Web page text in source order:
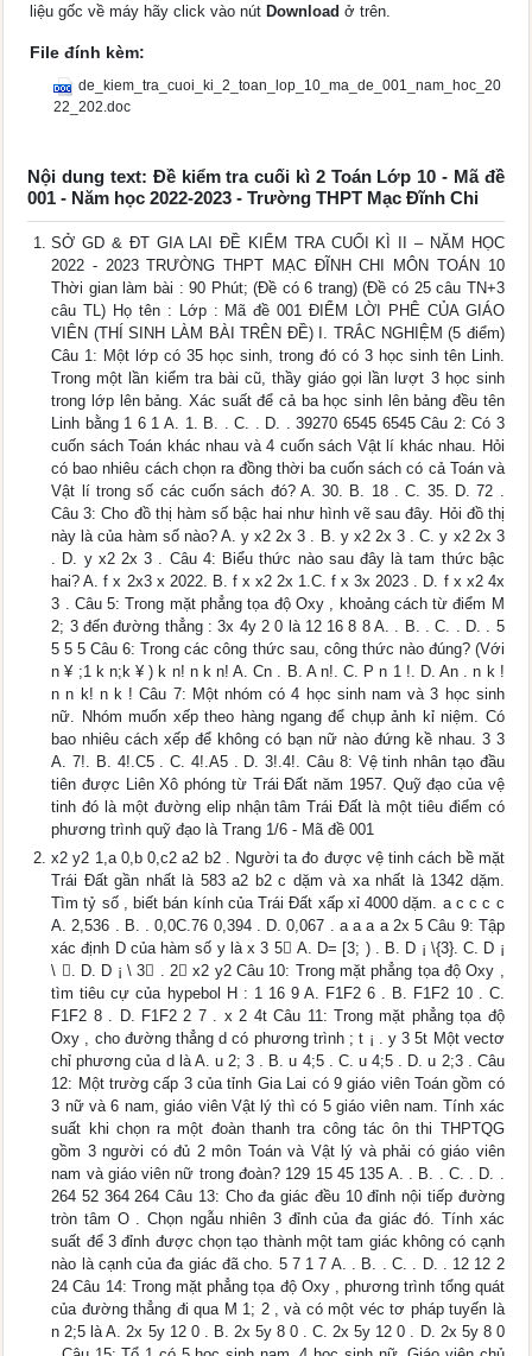
liệu gốc về máy hãy click vào nút Download ở trên.
File đính kèm:
de_kiem_tra_cuoi_ki_2_toan_lop_10_ma_de_001_nam_hoc_20
22_202.doc
Nội dung text: Đề kiểm tra cuối kì 2 Toán Lớp 10 - Mã đề
001 - Năm học 2022-2023 - Trường THPT Mạc Đĩnh Chi
SỞ GD & ĐT GIA LAI ĐỀ KIỂM TRA CUỐI KÌ II – NĂM HỌC
2022 - 2023 TRƯỜNG THPT MẠC ĐĨNH CHI MÔN TOÁN 10
Thời gian làm bài : 90 Phút; (Đề có 6 trang) (Đề có 25 câu TN+3
câu TL) Họ tên : Lớp : Mã đề 001 ĐIỂM LỜI PHÊ CỦA GIÁO
VIÊN (THÍ SINH LÀM BÀI TRÊN ĐỀ) I. TRẮC NGHIỆM (5 điểm)
Câu 1: Một lớp có 35 học sinh, trong đó có 3 học sinh tên Linh.
Trong một lần kiểm tra bài cũ, thầy giáo gọi lần lượt 3 học sinh
trong lớp lên bảng. Xác suất để cả ba học sinh lên bảng đều tên
Linh bằng 1 6 1 A. 1. B. . C. . D. . 39270 6545 6545 Câu 2: Có 3
cuốn sách Toán khác nhau và 4 cuốn sách Vật lí khác nhau. Hỏi
có bao nhiêu cách chọn ra đồng thời ba cuốn sách có cả Toán và
Vật lí trong số các cuốn sách đó? A. 30. B. 18 . C. 35. D. 72 .
Câu 3: Cho đồ thị hàm số bậc hai như hình vẽ sau đây. Hỏi đồ thị
này là của hàm số nào? A. y x2 2x 3 . B. y x2 2x 3 . C. y x2 2x 3
. D. y x2 2x 3 . Câu 4: Biểu thức nào sau đây là tam thức bậc
hai? A. f x 2x3 x 2022. B. f x x2 2x 1.C. f x 3x 2023 . D. f x x2 4x
3 . Câu 5: Trong mặt phẳng tọa độ Oxy , khoảng cách từ điểm M
2; 3 đến đường thẳng : 3x 4y 2 0 là 12 16 8 8 A. . B. . C. . D. . 5
5 5 5 Câu 6: Trong các công thức sau, công thức nào đúng? (Với
n ¥ ;1 k n;k ¥ ) k n! n k n! A. Cn . B. A n!. C. P n 1 !. D. An . n k !
n n k! n k ! Câu 7: Một nhóm có 4 học sinh nam và 3 học sinh
nữ. Nhóm muốn xếp theo hàng ngang để chụp ảnh kỉ niệm. Có
bao nhiêu cách xếp để không có bạn nữ nào đứng kề nhau. 3 3
A. 7!. B. 4!.C5 . C. 4!.A5 . D. 3!.4!. Câu 8: Vệ tinh nhân tạo đầu
tiên được Liên Xô phóng từ Trái Đất năm 1957. Quỹ đạo của vệ
tinh đó là một đường elip nhận tâm Trái Đất là một tiêu điểm có
phương trình quỹ đạo là Trang 1/6 - Mã đề 001
x2 y2 1,a 0,b 0,c2 a2 b2 . Người ta đo được vệ tinh cách bề mặt
Trái Đất gần nhất là 583 a2 b2 c dặm và xa nhất là 1342 dặm.
Tìm tỷ số , biết bán kính của Trái Đất xấp xỉ 4000 dặm. a c c c c
A. 2,536 . B. . 0,0C.76 0,394 . D. 0,067 . a a a a 2x 5 Câu 9: Tập
xác định D của hàm số y là x 3 5 A. D= [3; ) . B. D ¡ \{3}. C. D ¡
\ . D. D ¡ \ 3 . 2 x2 y2 Câu 10: Trong mặt phẳng tọa độ Oxy ,
tìm tiêu cự của hypebol H : 1 16 9 A. F1F2 6 . B. F1F2 10 . C.
F1F2 8 . D. F1F2 2 7 . x 2 4t Câu 11: Trong mặt phẳng tọa độ
Oxy , cho đường thẳng d có phương trình ; t ¡ . y 3 5t Một vectơ
chỉ phương của d là A. u 2; 3 . B. u 4;5 . C. u 4;5 . D. u 2;3 . Câu
12: Một trườg cấp 3 của tỉnh Gia Lai có 9 giáo viên Toán gồm có
3 nữ và 6 nam, giáo viên Vật lý thì có 5 giáo viên nam. Tính xác
suất khi chọn ra một đoàn thanh tra công tác ôn thi THPTQG
gồm 3 người có đủ 2 môn Toán và Vật lý và phải có giáo viên
nam và giáo viên nữ trong đoàn? 129 15 45 135 A. . B. . C. . D. .
264 52 364 264 Câu 13: Cho đa giác đều 10 đỉnh nội tiếp đường
tròn tâm O . Chọn ngẫu nhiên 3 đỉnh của đa giác đó. Tính xác
suất để 3 đỉnh được chọn tạo thành một tam giác không có cạnh
nào là cạnh của đa giác đã cho. 5 7 1 7 A. . B. . C. . D. . 12 12 2
24 Câu 14: Trong mặt phẳng tọa độ Oxy , phương trình tổng quát
của đường thẳng đi qua M 1; 2 , và có một véc tơ pháp tuyến là
n 2;5 là A. 2x 5y 12 0 . B. 2x 5y 8 0 . C. 2x 5y 12 0 . D. 2x 5y 8 0